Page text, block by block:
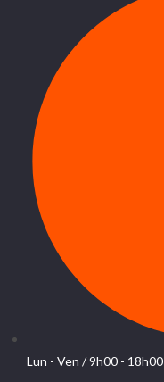
Lun - Ven / 9h00 - 18h00